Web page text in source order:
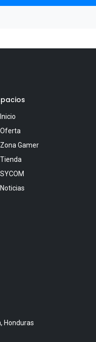
Inicio
Oferta
Zona Gamer
Tienda
SYCOM
Noticias
Honduras